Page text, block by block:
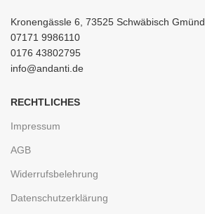
Kronengässle 6, 73525 Schwäbisch Gmünd
07171 9986110
0176 43802795
info@andanti.de
RECHTLICHES
Impressum
AGB
Widerrufsbelehrung
Datenschutzerklärung